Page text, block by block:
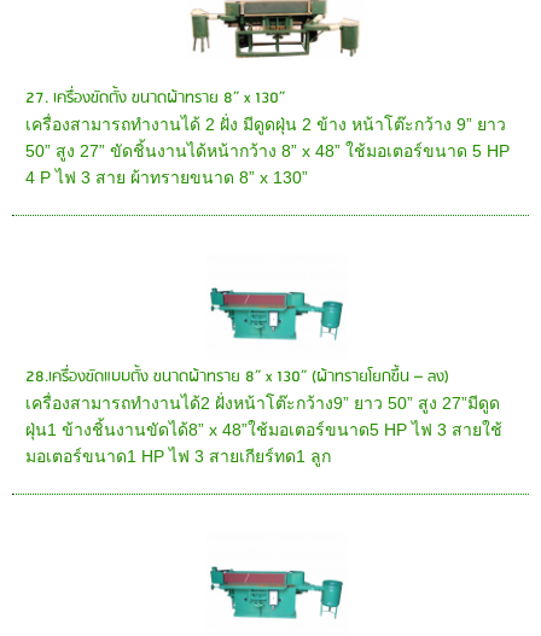
27. เครื่องขัดตั้ง ขนาดผ้าทราย 8” x 130”
เครื่องสามารถทำงานได้ 2 ฝั่ง มีดูดฝุ่น 2 ข้าง หน้าโต๊ะกว้าง 9” ยาว
50” สูง 27” ขัดชิ้นงานได้หน้ากว้าง 8” x 48” ใช้มอเตอร์ขนาด 5 HP
4 P ไฟ 3 สาย ผ้าทรายขนาด 8” x 130”
28.เครื่องขัดแบบตั้ง ขนาดผ้าทราย 8” x 130” (ผ้าทรายโยกขึ้น – ลง)
เครื่องสามารถทำงานได้2 ฝั่งหน้าโต๊ะกว้าง9” ยาว 50” สูง 27”มีดูด
ฝุ่น1 ข้างชิ้นงานขัดได้8” x 48”ใช้มอเตอร์ขนาด5 HP ไฟ 3 สายใช้
มอเตอร์ขนาด1 HP ไฟ 3 สายเกียร์ทด1 ลูก